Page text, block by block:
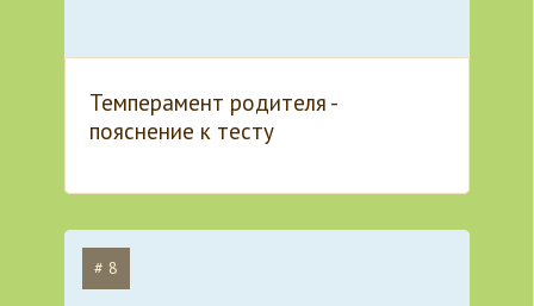
Темперамент родителя -
пояснение к тесту
# 8